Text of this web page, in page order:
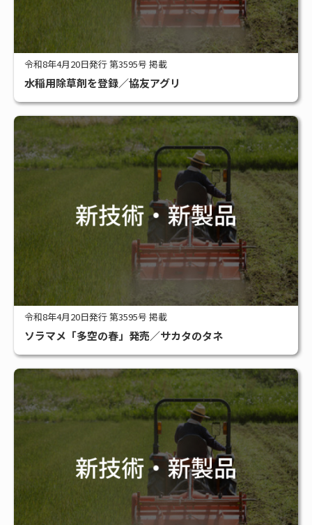
令和8年4月20日発行 第3595号 掲載
水稲用除草剤を登録／協友アグリ
令和8年4月20日発行 第3595号 掲載
ソラマメ「多空の春」発売／サカタのタネ